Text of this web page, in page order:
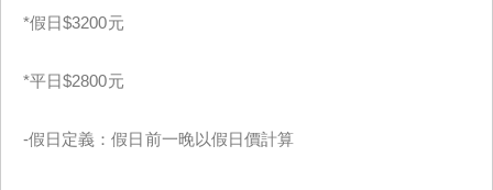
*假日$3200元
*平日$2800元
-假日定義：假日前一晚以假日價計算